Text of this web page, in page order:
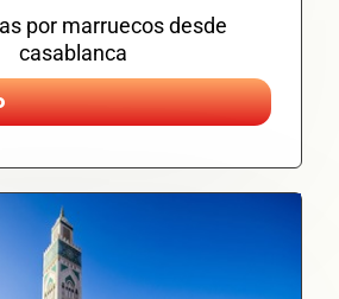
por marruecos desde
casablanca